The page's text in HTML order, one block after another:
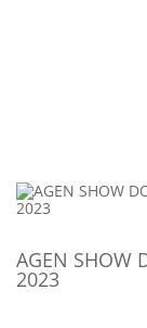
AGEN SHOW
2023